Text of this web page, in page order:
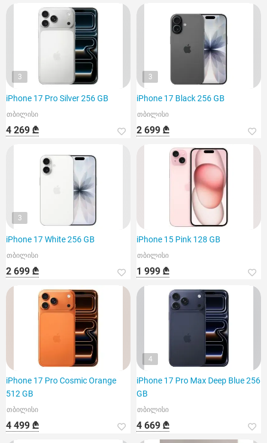
3
iPhone 17 Pro Silver 256 GB
თბილისი
4 269 ₾
3
iPhone 17 Black 256 GB
თბილისი
2 699 ₾
3
iPhone 17 White 256 GB
თბილისი
2 699 ₾
iPhone 15 Pink 128 GB
თბილისი
1 999 ₾
iPhone 17 Pro Cosmic Orange
512 GB
თბილისი
4 499 ₾
4
iPhone 17 Pro Max Deep Blue 256
GB
თბილისი
4 669 ₾